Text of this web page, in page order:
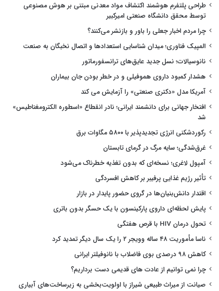
طراحی پلتفرم هوشمند اکتشاف مواد معدنی مبتنی بر هوش مصنوعی
توسط محقق دانشگاه صنعتی امیرکبیر
چرا مردم اخبار جعلی را باور و بازنشر می‌کنند؟
المپیک فناوری؛ میدان شناسایی استعدادها و اتصال نخبگان به صنعت
نانوسیالات؛ نسل جدید عایق‌های ترانسفورماتور
هشدار کمبود داروی هموفیلی و در خطر بودن جان بیماران
آمریکا مدل «دکتری صنعتی» را آزمایش می کند
افتخار جهانی برای دانشمند ایرانی؛ نادر انقطاع «اسطوره الکترومغناطیس»
شد
رکوردشکنی انرژی تجدیدپذیر با ۵۸۰۰ مگاوات برق
غرق‌شدگی؛ سایه مرگ در گرمای تابستان
آمپول لاغری؛ نسخه‌ای که بدون تغذیه خطرناک می‌شود
تأثیر رژیم غذایی پرفیبر بر کاهش افسردگی
اقتدار دانش‌بنیان‌ها در گروی حضور پایدار در بازار
پایش لحظه‌ای داروی پارکینسون با یک حسگر بدون باتری
تحول درمان HIV با قرص هفتگی
ناسا مأموریت ۴۸ ساله وویجر ۲ را یک سال دیگر تمدید کرد
کاهش ۹۸ درصدی بوی فاضلاب با نانوفیلتر ایرانی
چرا نمی توانیم از عادت های قدیمی دست برداریم؟
صیانت از میراث طبیعی شیراز با اولویت‌بخشی به زیرساخت‌های آبیاری